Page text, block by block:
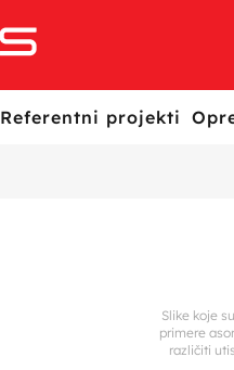
Referentni projekti
Slike koje
primere
različiti